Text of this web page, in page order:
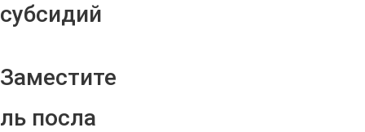
субсидий
Заместите
ль посла